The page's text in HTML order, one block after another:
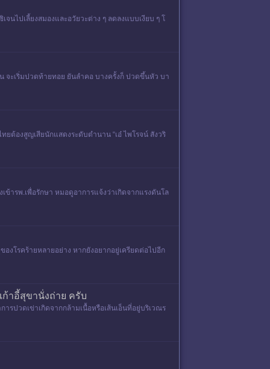
นไปเลี้ยงสมองและอวัยวะต่าง ๆ ลดลงแบบเงียบ ๆ โ
จะเริ่มปวดท้ายทอย ยันลำคอ บางครั้งก็ ปวดขึ้นหัว บา
ยต้องสูญเสียนักแสดงระดับตำนาน “เอ๋ ไพโรจน์ สังวริ
ารพ.เพื่อรักษา หมอดูอาการแจ้งว่าเกิดจากแรงดันโล
องโรคร้ายหลายอย่าง หากยังอยากอยู่เครียดต่อไปอีก
ก้าอี้สุขานั่งถ่าย ครับ
ารปวดเข่าเกิดจากกล้ามเนื้อหรือเส้นเอ็นที่อยู่บริเวณร